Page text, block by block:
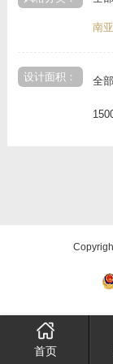
南亚
设计面积： 全部
首页